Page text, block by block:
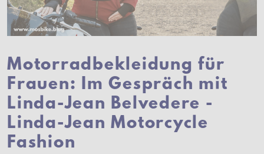
Motorradbekleidung für
Frauen: Im Gespräch mit
Linda-Jean Belvedere -
Linda-Jean Motorcycle
Fashion